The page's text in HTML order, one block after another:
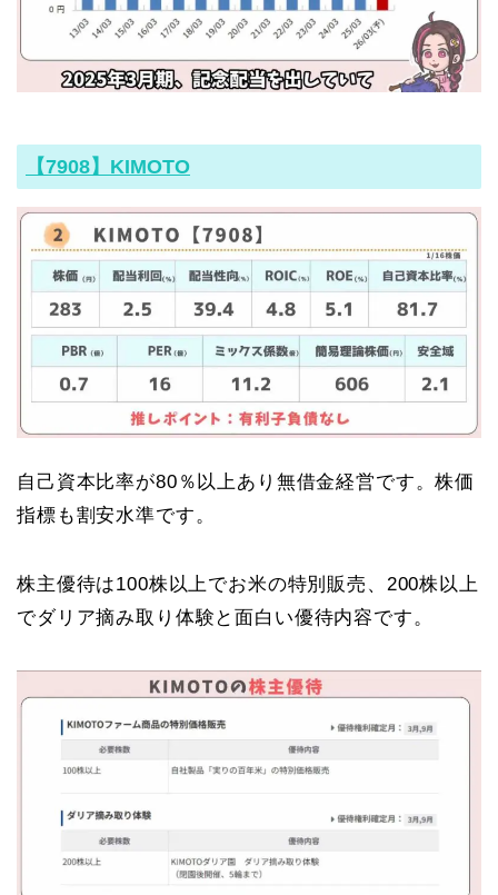
【7908】KIMOTO
自己資本比率が80％以上あり無借金経営です。株価
指標も割安水準です。
株主優待は100株以上でお米の特別販売、200株以上
でダリア摘み取り体験と面白い優待内容です。